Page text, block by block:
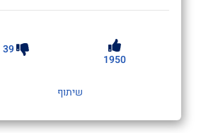
1950
39
שיתוף